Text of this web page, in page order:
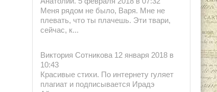
Меня рядом не было, Варя. Мне не
плевать, что ты плачешь. Эти твари,
сейчас, к...
Виктория Сотникова 12 января 2018 в
10:43
Красивые стихи. По интернету гуляет
плагиат и подписывается Ирадэ